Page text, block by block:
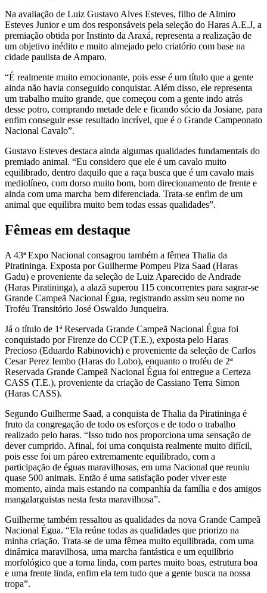
Na avaliação de Luiz Gustavo Alves Esteves, filho de Almiro
Esteves Junior e um dos responsáveis pela seleção do Haras A.E.J, a
premiação obtida por Instinto da Araxá, representa a realização de
um objetivo inédito e muito almejado pelo criatório com base na
cidade paulista de Amparo.
“É realmente muito emocionante, pois esse é um título que a gente
ainda não havia conseguido conquistar. Além disso, ele representa
um trabalho muito grande, que começou com a gente indo atrás
desse potro, comprando metade dele e ficando sócio da Josiane, para
enfim conseguir esse resultado incrível, que é o Grande Campeonato
Nacional Cavalo”.
Gustavo Esteves destaca ainda algumas qualidades fundamentais do
premiado animal. “Eu considero que ele é um cavalo muito
equilibrado, dentro daquilo que a raça busca que é um cavalo mais
mediolíneo, com dorso muito bom, bom direcionamento de frente e
ainda com uma marcha bem diferenciada. Trata-se enfim de um
animal que equilibra muito bem todas essas qualidades”.
Fêmeas em destaque
A 43ª Expo Nacional consagrou também a fêmea Thalia da
Piratininga. Exposta por Guilherme Pompeu Piza Saad (Haras
Gadu) e proveniente da seleção de Luiz Aparecido de Andrade
(Haras Piratininga), a alazã superou 115 concorrentes para sagrar-se
Grande Campeã Nacional Égua, registrando assim seu nome no
Troféu Transitório José Oswaldo Junqueira.
Já o título de 1ª Reservada Grande Campeã Nacional Égua foi
conquistado por Firenze do CCP (T.E.), exposta pelo Haras
Precioso (Eduardo Rabinovich) e proveniente da seleção de Carlos
Cesar Perez Iembo (Haras do Lobo), enquanto o troféu de 2ª
Reservada Grande Campeã Nacional Égua foi entregue a Certeza
CASS (T.E.), proveniente da criação de Cassiano Terra Simon
(Haras CASS).
Segundo Guilherme Saad, a conquista de Thalia da Piratininga é
fruto da congregação de todo os esforços e de todo o trabalho
realizado pelo haras. “Isso tudo nos proporciona uma sensação de
dever cumprido. Afinal, foi uma conquista realmente muito difícil,
pois esse foi um páreo extremamente equilibrado, com a
participação de éguas maravilhosas, em uma Nacional que reuniu
quase 500 animais. Então é uma satisfação poder viver este
momento, ainda mais estando na companhia da família e dos amigos
mangalarguistas nesta festa maravilhosa”.
Guilherme também ressaltou as qualidades da nova Grande Campeã
Nacional Égua. “Ela reúne todas as qualidades que priorizo na
minha criação. Trata-se de uma fêmea muito equilibrada, com uma
dinâmica maravilhosa, uma marcha fantástica e um equilíbrio
morfológico que a torna linda, com partes muito boas, estrutura boa
e uma frente linda, enfim ela tem tudo que a gente busca na nossa
tropa”.